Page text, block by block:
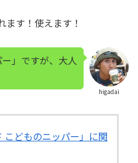
ます！使えます！
higadai
」ですが、大人
どものニッパー」に関